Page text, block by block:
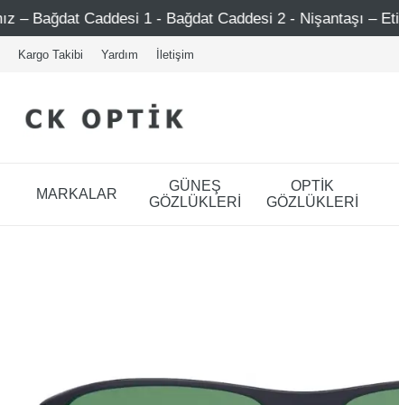
1 - Bağdat Caddesi 2 - Nişantaşı – Etiler – Ataşehir
Kargo Takibi Yardım İletişim
MARKALAR
GÜNEŞ
GÖZLÜKLERİ
OPTİK
GÖZLÜKLERİ